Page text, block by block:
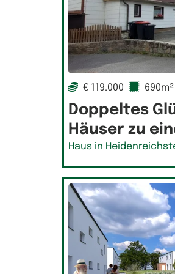
€ 119.000 690m²
Doppeltes
Häuser zu
Haus in